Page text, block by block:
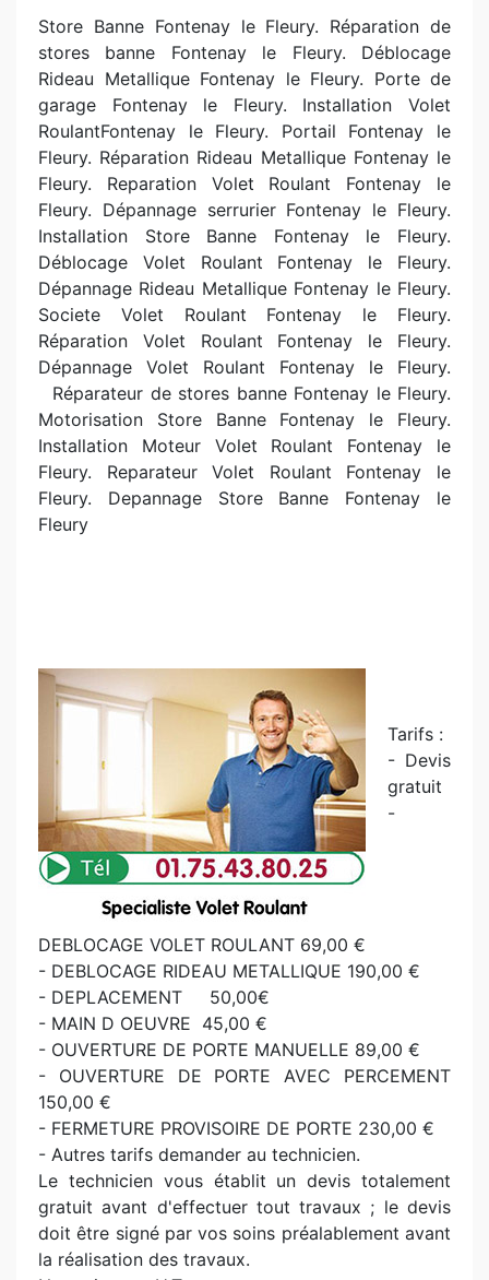
Store Banne Fontenay le Fleury. Réparation de
stores banne Fontenay le Fleury. Déblocage
Rideau Metallique Fontenay le Fleury. Porte de
garage Fontenay le Fleury. Installation Volet
RoulantFontenay le Fleury. Portail Fontenay le
Fleury. Réparation Rideau Metallique Fontenay le
Fleury. Reparation Volet Roulant Fontenay le
Fleury. Dépannage serrurier Fontenay le Fleury.
Installation Store Banne Fontenay le Fleury.
Déblocage Volet Roulant Fontenay le Fleury.
Dépannage Rideau Metallique Fontenay le Fleury.
Societe Volet Roulant Fontenay le Fleury.
Réparation Volet Roulant Fontenay le Fleury.
Dépannage Volet Roulant Fontenay le Fleury.
Réparateur de stores banne Fontenay le Fleury.
Motorisation Store Banne Fontenay le Fleury.
Installation Moteur Volet Roulant Fontenay le
Fleury. Reparateur Volet Roulant Fontenay le
Fleury. Depannage Store Banne Fontenay le
Fleury
Tarifs :
- Devis
gratuit
-
DEBLOCAGE VOLET ROULANT 69,00 €
- DEBLOCAGE RIDEAU METALLIQUE 190,00 €
- DEPLACEMENT 50,00€
- MAIN D OEUVRE 45,00 €
- OUVERTURE DE PORTE MANUELLE 89,00 €
- OUVERTURE DE PORTE AVEC PERCEMENT
150,00 €
- FERMETURE PROVISOIRE DE PORTE 230,00 €
- Autres tarifs demander au technicien.
Le technicien vous établit un devis totalement
gratuit avant d'effectuer tout travaux ; le devis
doit être signé par vos soins préalablement avant
la réalisation des travaux.